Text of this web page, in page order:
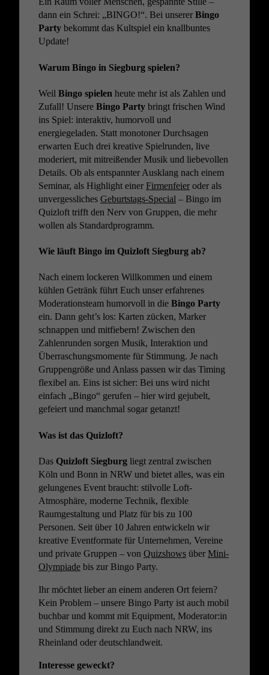
dann ein Schrei: „BINGO!“. Bei unserer Bingo
Party bekommt das Kultspiel ein knallbuntes
Update!
Warum Bingo in Siegburg spielen?
Weil Bingo spielen heute mehr ist als Zahlen und
Zufall! Unsere Bingo Party bringt frischen Wind
ins Spiel: interaktiv, humorvoll und
energiegeladen. Statt monotoner Durchsagen
erwarten Euch drei kreative Spielrunden, live
moderiert, mit mitreißender Musik und liebevollen
Details. Ob als entspannter Ausklang nach einem
Seminar, als Highlight einer Firmenfeier oder als
unvergessliches Geburtstags-Special – Bingo im
Quizloft trifft den Nerv von Gruppen, die mehr
wollen als Standardprogramm.
Wie läuft Bingo im Quizloft Siegburg ab?
Nach einem lockeren Willkommen und einem
kühlen Getränk führt Euch unser erfahrenes
Moderationsteam humorvoll in die Bingo Party
ein. Dann geht’s los: Karten zücken, Marker
schnappen und mitfiebern! Zwischen den
Zahlenrunden sorgen Musik, Interaktion und
Überraschungsmomente für Stimmung. Je nach
Gruppengröße und Anlass passen wir das Timing
flexibel an. Eins ist sicher: Bei uns wird nicht
einfach „Bingo“ gerufen – hier wird gejubelt,
gefeiert und manchmal sogar getanzt!
Was ist das Quizloft?
Das Quizloft Siegburg liegt zentral zwischen
Köln und Bonn in NRW und bietet alles, was ein
gelungenes Event braucht: stilvolle Loft-
Atmosphäre, moderne Technik, flexible
Raumgestaltung und Platz für bis zu 100
Personen. Seit über 10 Jahren entwickeln wir
kreative Eventformate für Unternehmen, Vereine
und private Gruppen – von Quizshows über Mini-
Olympiade bis zur Bingo Party.
Ihr möchtet lieber an einem anderen Ort feiern?
Kein Problem – unsere Bingo Party ist auch mobil
buchbar und kommt mit Equipment, Moderator:in
und Stimmung direkt zu Euch nach NRW, ins
Rheinland oder deutschlandweit.
Interesse geweckt?